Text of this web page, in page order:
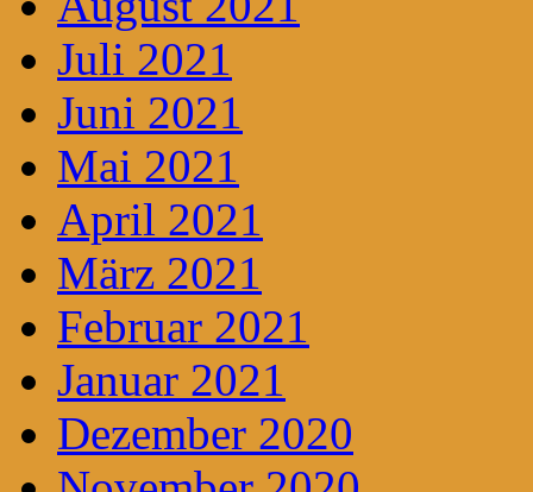
Juli 2021
Juni 2021
Mai 2021
April 2021
März 2021
Februar 2021
Januar 2021
Dezember 2020